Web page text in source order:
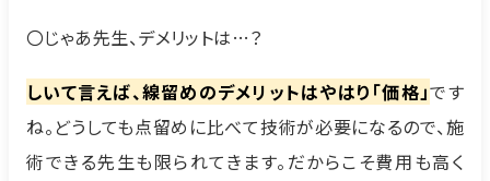
〇じゃあ先生、デメリットは…？
しいて言えば、線留めのデメリットはやはり「価格」です
ね。どうしても点留めに比べて技術が必要になるので、施
術できる先生も限られてきます。だからこそ費用も高く